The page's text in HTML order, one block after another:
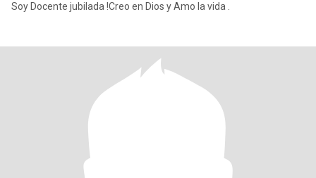
Soy Docente jubilada !Creo en Dios y Amo la vida .